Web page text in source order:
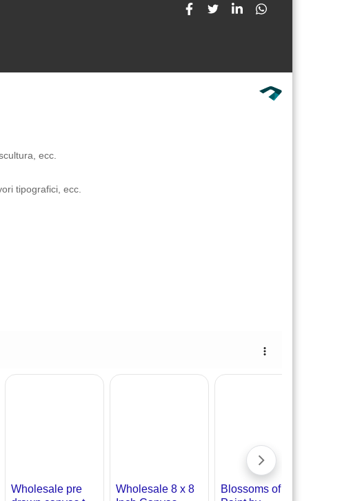
ecc.
tipografici, ecc.